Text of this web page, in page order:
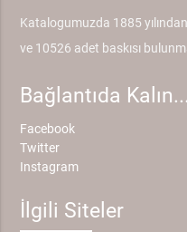
Katalogumuzda 1885
ve 10526 adet baskısı
Bağlantıda Kalın...
Facebook
Twitter
Instagram
İlgili Siteler